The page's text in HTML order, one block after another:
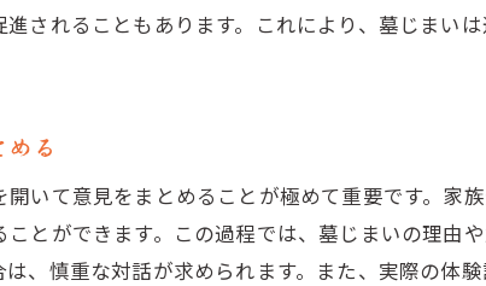
業者の作業品質をチェックするポイント
自治体への申請をスムーズに進める方法
必要な書類の準備と提出方法
自治体との連絡を円滑に進めるためのコツ
されることもあります。これにより、墓じまい
る
いて意見をまとめることが極めて重要です。家
とができます。この過程では、墓じまいの理由
、慎重な対話が求められます。また、実際の体